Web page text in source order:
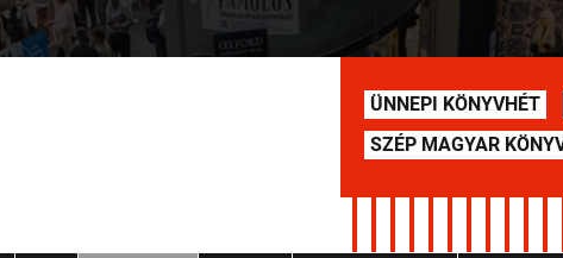
ÜNNEPI KÖNYVHÉT
SZÉP MAGYAR